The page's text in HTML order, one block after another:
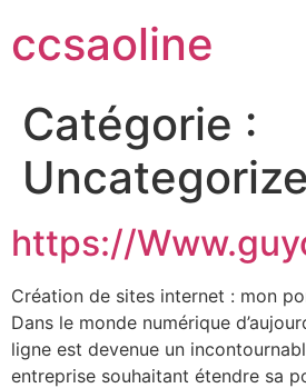
ccsaoline
Catégorie :
https://
Création de sites internet : mon
Dans le monde numérique
ligne est devenue un
entreprise souhaitant étendre sa